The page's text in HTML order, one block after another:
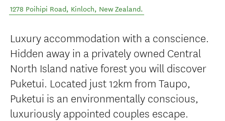
1278 Poihipi Road, Kinloch, New Zealand.
Luxury accommodation with a conscience.
Hidden away in a privately owned Central
North Island native forest you will discover
Puketui. Located just 12km from Taupo,
Puketui is an environmentally conscious,
luxuriously appointed couples escape.